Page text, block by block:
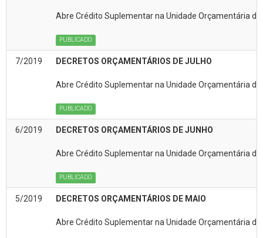
Abre Crédito Suplementar na Unidade Orçamentária
PUBLICADO
7/2019 DECRETOS ORÇAMENTÁRIOS DE JULHO
Abre Crédito Suplementar na Unidade Orçamentária
PUBLICADO
6/2019 DECRETOS ORÇAMENTÁRIOS DE JUNHO
Abre Crédito Suplementar na Unidade Orçamentária
PUBLICADO
5/2019 DECRETOS ORÇAMENTÁRIOS DE MAIO
Abre Crédito Suplementar na Unidade Orçamentária